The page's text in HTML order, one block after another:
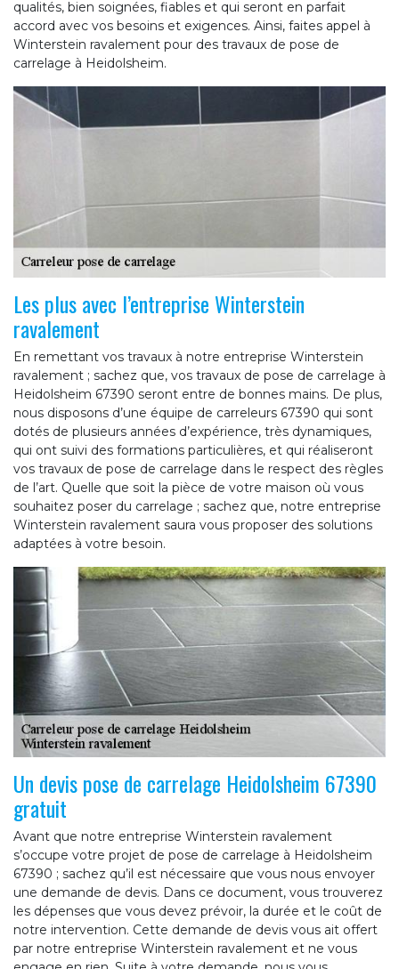
qualités, bien soignées, fiables et qui seront en parfait
accord avec vos besoins et exigences. Ainsi, faites appel à
Winterstein ravalement pour des travaux de pose de
carrelage à Heidolsheim.
Les plus avec l’entreprise Winterstein
ravalement
En remettant vos travaux à notre entreprise Winterstein
ravalement ; sachez que, vos travaux de pose de carrelage à
Heidolsheim 67390 seront entre de bonnes mains. De plus,
nous disposons d’une équipe de carreleurs 67390 qui sont
dotés de plusieurs années d’expérience, très dynamiques,
qui ont suivi des formations particulières, et qui réaliseront
vos travaux de pose de carrelage dans le respect des règles
de l’art. Quelle que soit la pièce de votre maison où vous
souhaitez poser du carrelage ; sachez que, notre entreprise
Winterstein ravalement saura vous proposer des solutions
adaptées à votre besoin.
Un devis pose de carrelage Heidolsheim 67390
gratuit
Avant que notre entreprise Winterstein ravalement
s’occupe votre projet de pose de carrelage à Heidolsheim
67390 ; sachez qu’il est nécessaire que vous nous envoyer
une demande de devis. Dans ce document, vous trouverez
les dépenses que vous devez prévoir, la durée et le coût de
notre intervention. Cette demande de devis vous ait offert
par notre entreprise Winterstein ravalement et ne vous